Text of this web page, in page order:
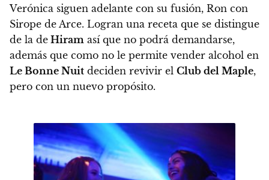
Verónica siguen adelante con su fusión, Ron con
Sirope de Arce. Logran una receta que se distingue
de la de Hiram así que no podrá demandarse,
además que como no le permite vender alcohol en
Le Bonne Nuit deciden revivir el Club del Maple,
pero con un nuevo propósito.